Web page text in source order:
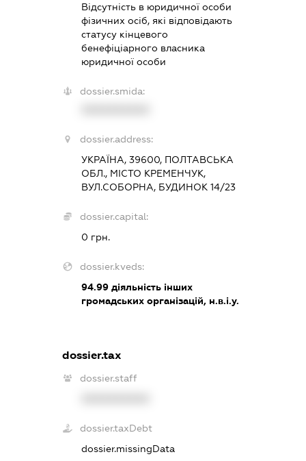
Відсутність в юридичної особи
фізичних осіб, які відповідають
статусу кінцевого
бенефіціарного власника
юридичної особи
dossier.smida:
dossier.address:
УКРАЇНА, 39600, ПОЛТАВСЬКА
ОБЛ., МІСТО КРЕМЕНЧУК,
ВУЛ.СОБОРНА, БУДИНОК 14/23
dossier.capital:
0 грн.
dossier.kveds:
94.99 діяльність інших
громадських організацій, н.в.і.у.
dossier.tax
dossier.staff
dossier.taxDebt
dossier.missingData